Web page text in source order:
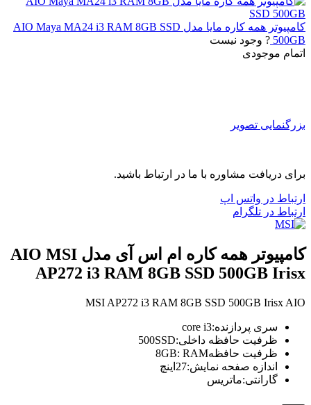
کامپیوتر همه کاره مایا مدل AIO Maya MA24 i3 RAM 8GB SSD
500GB ? وجود نیست
اتمام موجودی
بزرگنمایی تصویر
برای دریافت مشاوره با ما در ارتباط باشید.
ارتباط در واتس اپ
ارتباط در تلگرام
کامپیوتر همه کاره ام اس آی مدل AIO MSI
AP272 i3 RAM 8GB SSD 500GB Irisx
MSI AP272 i3 RAM 8GB SSD 500GB Irisx AIO
سری پردازنده:core i3
ظرفیت حافظه داخلی:500SSD
ظرفیت حافظه8GB: RAM
اندازه صفحه نمایش:27اینچ
گارانتی:ماتریس